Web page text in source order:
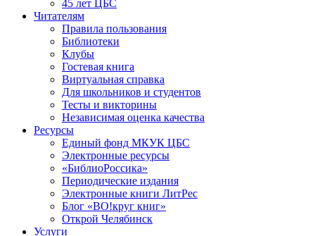
45 лет ЦБС
Читателям
Правила пользования
Библиотеки
Клубы
Гостевая книга
Виртуальная справка
Для школьников и студентов
Тесты и викторины
Независимая оценка качества
Ресурсы
Единый фонд МКУК ЦБС
Электронные ресурсы
«БиблиоРоссика»
Периодические издания
Электронные книги ЛитРес
Блог «ВО!круг книг»
Открой Челябинск
Услуги